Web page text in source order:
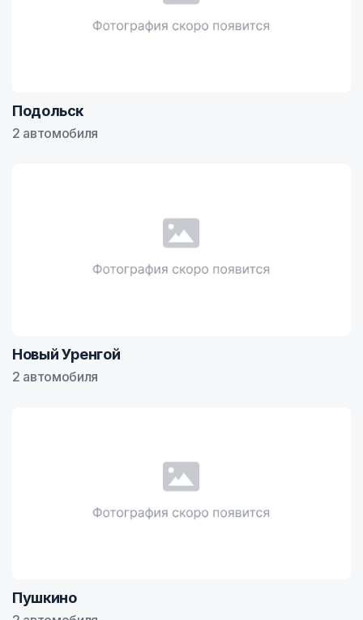
Подольск
2 автомобиля
Новый Уренгой
2 автомобиля
Пушкино